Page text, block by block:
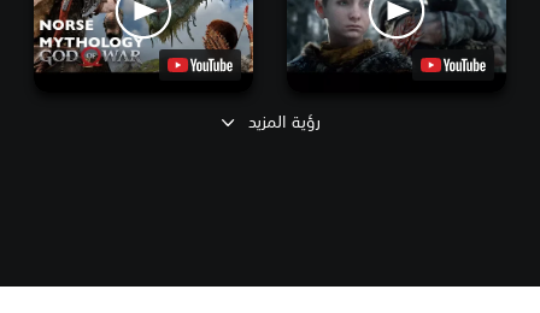
رؤية المزيد